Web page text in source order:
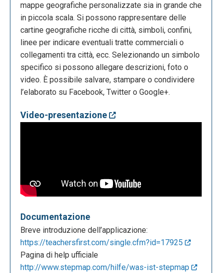
mappe geografiche personalizzate sia in grande che
in piccola scala. Si possono rappresentare delle
cartine geografiche ricche di città, simboli, confini,
linee per indicare eventuali tratte commerciali o
collegamenti tra città, ecc. Selezionando un simbolo
specifico si possono allegare descrizioni, foto o
video. È possibile salvare, stampare o condividere
l’elaborato su Facebook, Twitter o Google+.
Video-presentazione
Documentazione
Breve introduzione dell’applicazione:
https://teachersfirst.com/single.cfm?id=17925
Pagina di help ufficiale
http://www.stepmap.com/hilfe/was-ist-stepmap